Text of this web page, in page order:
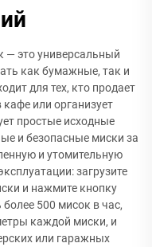
— это универсальный
как бумажные, так и
для тех, кто продает
или организует
простые исходные
и безопасные миски за
и утомительную
загрузите
и нажмите кнопку
500 мисок в час,
каждой миски, и
или гаражных